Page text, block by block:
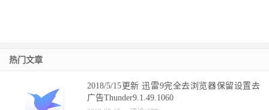
热门文章
2018/5/15更新 迅雷9完全去浏览器保留设置去
广告Thunder9.1.49.1060